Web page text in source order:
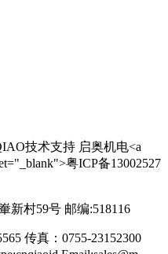
技术支持 启奥机电<a
粤ICP备13002527
新村59号 邮编:518116
传真：0755-23152300